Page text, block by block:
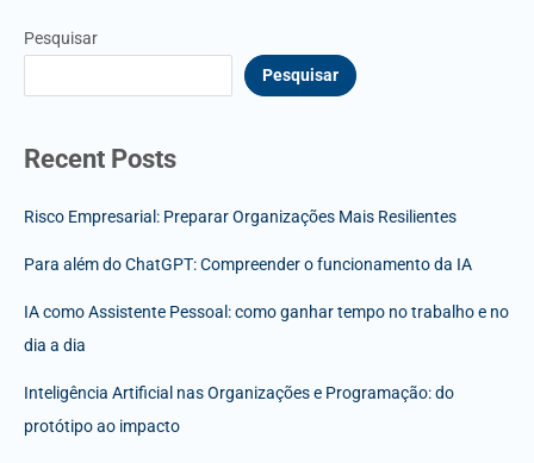
Pesquisar
Pesquisar
Recent Posts
Risco Empresarial: Preparar Organizações Mais Resilientes
Para além do ChatGPT: Compreender o funcionamento da IA
IA como Assistente Pessoal: como ganhar tempo no trabalho e no
dia a dia
Inteligência Artificial nas Organizações e Programação: do
protótipo ao impacto